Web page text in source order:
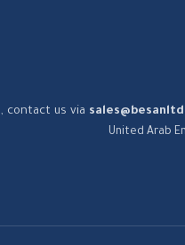
, contact us via
United Arab